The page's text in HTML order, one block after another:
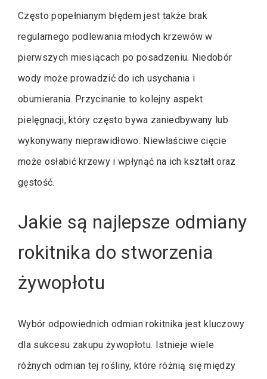
Często popełnianym błędem jest także brak
regularnego podlewania młodych krzewów w
pierwszych miesiącach po posadzeniu. Niedobór
wody może prowadzić do ich usychania i
obumierania. Przycinanie to kolejny aspekt
pielęgnacji, który często bywa zaniedbywany lub
wykonywany nieprawidłowo. Niewłaściwe cięcie
może osłabić krzewy i wpłynąć na ich kształt oraz
gęstość.
Jakie są najlepsze odmiany
rokitnika do stworzenia
żywopłotu
Wybór odpowiednich odmian rokitnika jest kluczowy
dla sukcesu zakupu żywopłotu. Istnieje wiele
różnych odmian tej rośliny, które różnią się między